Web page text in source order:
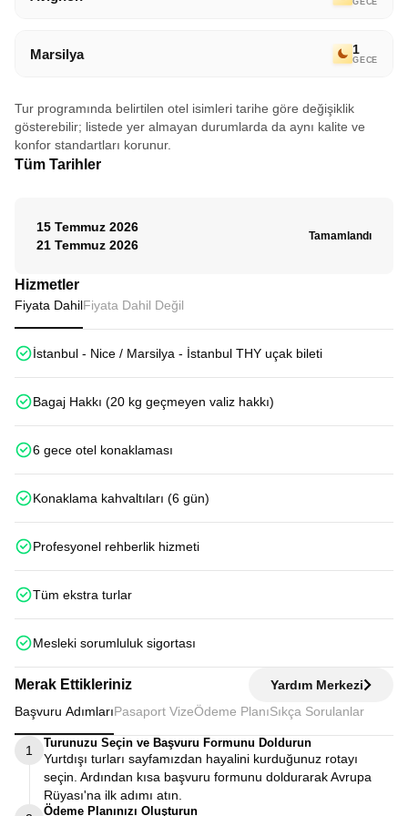
Marsilya 1
GECE
Tur programında belirtilen otel isimleri tarihe göre değişiklik
gösterebilir; listede yer almayan durumlarda da aynı kalite ve
konfor standartları korunur.
Tüm Tarihler
15 Temmuz 2026
21 Temmuz 2026
Tamamlandı
Hizmetler
Fiyata DahilFiyata Dahil Değil
İstanbul - Nice / Marsilya - İstanbul THY uçak bileti
Bagaj Hakkı (20 kg geçmeyen valiz hakkı)
6 gece otel konaklaması
Konaklama kahvaltıları (6 gün)
Profesyonel rehberlik hizmeti
Tüm ekstra turlar
Mesleki sorumluluk sigortası
Merak Ettikleriniz
Yardım Merkezi
Başvuru AdımlarıPasaport VizeÖdeme Planı Sıkça Sorulanlar
1
Turunuzu Seçin ve Başvuru Formunu Doldurun
Yurtdışı turları sayfamızdan hayalini kurduğunuz rotayı
seçin. Ardından kısa başvuru formunu doldurarak Avrupa
Rüyası'na ilk adımı atın.
Ödeme Planınızı Oluşturun